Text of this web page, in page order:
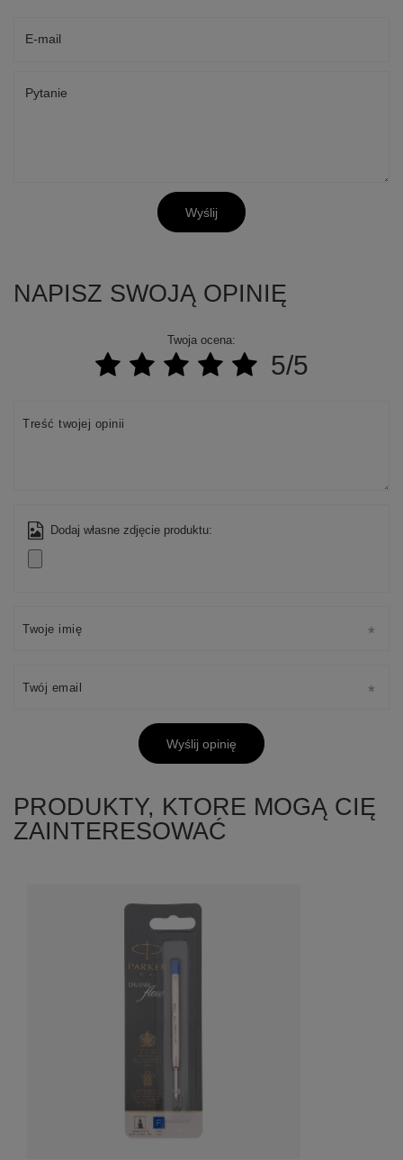
E-mail
Pytanie
Wyślij
NAPISZ SWOJĄ OPINIĘ
Twoja ocena:
5/5
Treść twojej opinii
Dodaj własne zdjęcie produktu:
Twoje imię
Twój email
Wyślij opinię
PRODUKTY, KTORE MOGĄ CIĘ
ZAINTERESOWAĆ